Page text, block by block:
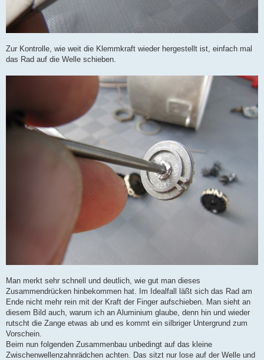
Zur Kontrolle, wie weit die Klemmkraft wieder hergestellt ist, einfach mal
das Rad auf die Welle schieben.
Man merkt sehr schnell und deutlich, wie gut man dieses
Zusammendrücken hinbekommen hat. Im Idealfall läßt sich das Rad am
Ende nicht mehr rein mit der Kraft der Finger aufschieben. Man sieht an
diesem Bild auch, warum ich an Aluminium glaube, denn hin und wieder
rutscht die Zange etwas ab und es kommt ein silbriger Untergrund zum
Vorschein.
Beim nun folgenden Zusammenbau unbedingt auf das kleine
Zwischenwellenzahnrädchen achten. Das sitzt nur lose auf der Welle und